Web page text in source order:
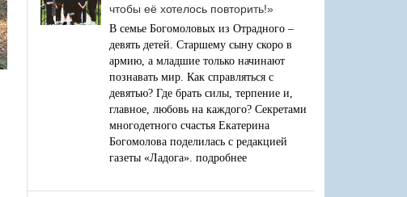
чтобы её хотелось повторить!»
В семье Богомоловых из Отрадного –
девять детей. Старшему сыну скоро в
армию, а младшие только начинают
познавать мир. Как справляться с
девятью? Где брать силы, терпение и,
главное, любовь на каждого? Секретами
многодетного счастья Екатерина
Богомолова поделилась с редакцией
газеты «Ладога». подробнее